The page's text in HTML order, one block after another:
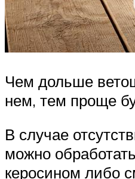
Чем дольше
нем, тем проще
В случае
можно
керосином либо